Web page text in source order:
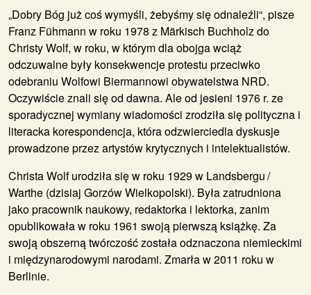
„Dobry Bóg już coś wymyśli, żebyśmy się odnaleźli“, pisze
Franz Fühmann w roku 1978 z Märkisch Buchholz do
Christy Wolf, w roku, w którym dla obojga wciąż
odczuwalne były konsekwencje protestu przeciwko
odebraniu Wolfowi Biermannowi obywatelstwa NRD.
Oczywiście znali się od dawna. Ale od jesieni 1976 r. ze
sporadycznej wymiany wiadomości zrodziła się polityczna i
literacka korespondencja, która odzwierciedla dyskusje
prowadzone przez artystów krytycznych i intelektualistów.
Christa Wolf urodziła się w roku 1929 w Landsbergu /
Warthe (dzisiaj Gorzów Wielkopolski). Była zatrudniona
jako pracownik naukowy, redaktorka i lektorka, zanim
opublikowała w roku 1961 swoją pierwszą książkę. Za
swoją obszerną twórczość została odznaczona niemieckimi
i międzynarodowymi narodami. Zmarła w 2011 roku w
Berlinie.